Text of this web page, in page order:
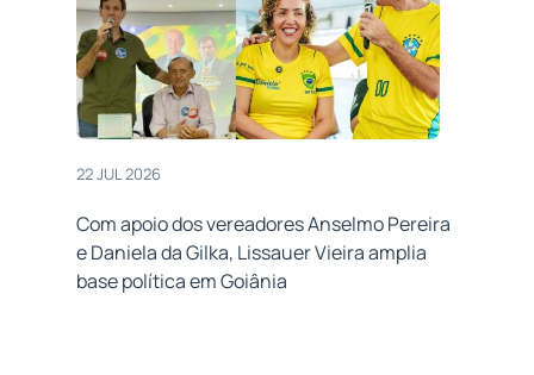
22 JUL 2026
Com apoio dos vereadores Anselmo Pereira
e Daniela da Gilka, Lissauer Vieira amplia
base política em Goiânia